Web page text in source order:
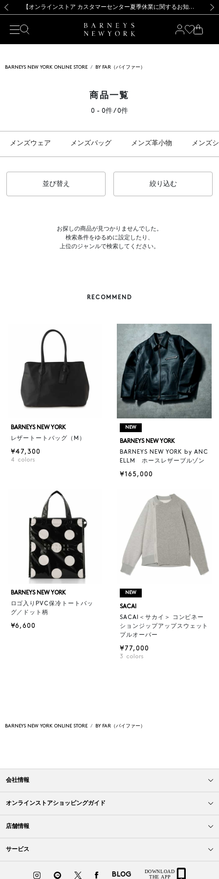
新規登録のお客様も対象！＜MY BARNEYS＞会員のお客様は11,000円（税込）以上のお買上げで常時送料無料！お買い物の際は会員登録を！
【夏季休業に伴う出荷一時停止のお知らせ】(2026.8.7) 【オンラインストア カスタマーセンター夏季休業に関するお知らせ】（2026.8.7）
【夏季休業に伴う返品・交換承り一時停止のお知らせ】（2026.8.5）
熊本県を中心とした地震の影響によるお荷物のお届けについて
【開催中】SUMMER SALEのご案内・ご注意事項 新規登録のお客様も対象！＜MY BARNEYS＞会員のお客様は11,000円（税込）以上のお買上げで常時送料無料！お買い物の際は会員登録を！
【夏季休業に伴う出荷一時停止のお知らせ】(2026.8.7)
BARNEYS NEW YORK ONLINE STORE BY FAR（バイファー）
商品一覧
0 - 0件 / 0件
メンズウェア メンズバッグ メンズ革小物 メンズ
並び替え 絞り込む
お探しの商品が見つかりませんでした。
検索条件をゆるめに設定したり、
上位のジャンルで検索してください。
RECOMMEND
BARNEYS NEW YORK
レザートートバッグ（M）
¥47,300
4 colors
NEW
BARNEYS NEW YORK
BARNEYS NEW YORK by ANC
ELLM ホースレザーブルゾン
¥165,000
BARNEYS NEW YORK
ロゴ入りPVC保冷トートバッ
グ／ドット柄
¥6,600
NEW
SACAI
SACAI＜サカイ＞ コンビネー
ションジップアップスウェット
プルオーバー
¥77,000
3 colors
BARNEYS NEW YORK ONLINE STORE BY FAR（バイファー）
会社情報
オンラインストアショッピングガイド
店舗情報
サービス
BLOG